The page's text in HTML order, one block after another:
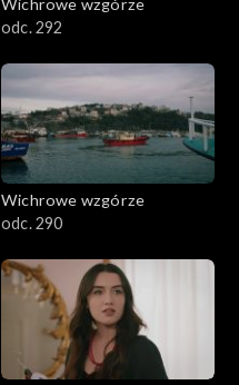
Wichrowe wzgórze
odc. 292
Wichrowe wzgórze
odc. 290